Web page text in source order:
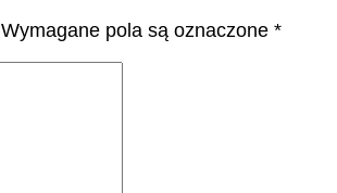
Wymagane pola są oznaczone *